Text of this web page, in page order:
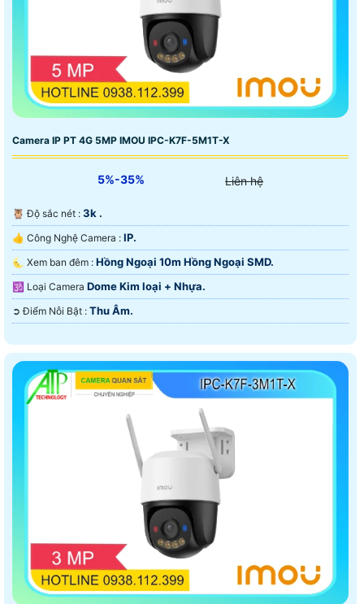
Camera IP PT 4G 5MP IMOU IPC-K7F-5M1T-X
5%-35% Liên hệ
🦉 Độ sắc nét : 3k .
👍 Công Nghệ Camera : IP.
🌜 Xem ban đêm : Hồng Ngoại 10m Hồng Ngoại SMD.
🕉️ Loại Camera Dome Kim loại + Nhựa.
️➲ Điểm Nỗi Bật : Thu Âm.